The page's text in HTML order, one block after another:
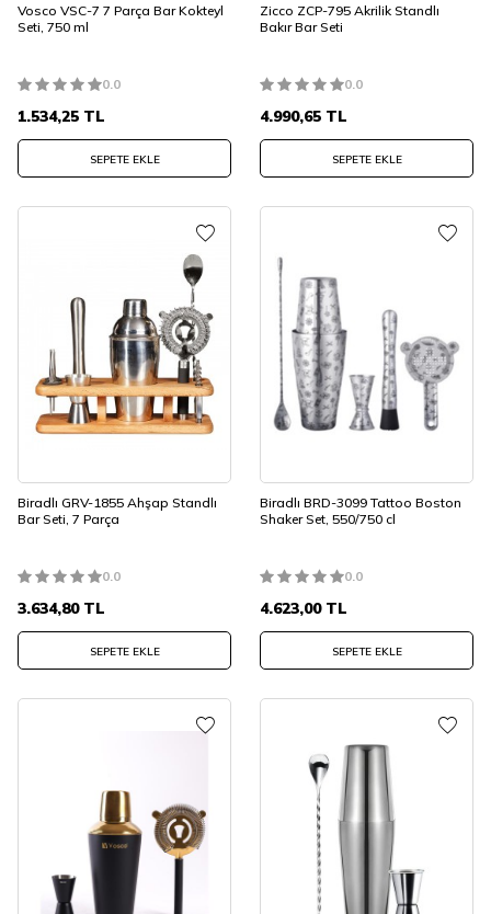
Vosco VSC-7 7 Parça Bar Kokteyl
Seti, 750 ml
0.0
1.534,25 TL
SEPETE EKLE
Zicco ZCP-795 Akrilik Standlı
Bakır Bar Seti
0.0
4.990,65 TL
SEPETE EKLE
Biradlı GRV-1855 Ahşap Standlı
Bar Seti, 7 Parça
0.0
3.634,80TL
SEPETE EKLE
Biradlı BRD-3099 Tattoo Boston
Shaker Set, 550/750 cl
0.0
4.623,00TL
SEPETE EKLE